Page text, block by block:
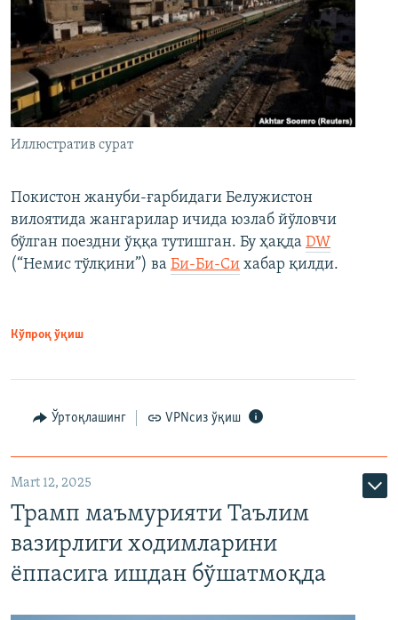
Иллюстратив сурат
Покистон жануби-ғарбидаги Белужистон
вилоятида жангарилар ичида юзлаб йўловчи
бўлган поездни ўққа тутишган. Бу ҳақда DW
(“Немис тўлқини”) ва Би-Би-Си хабар қилди.
Кўпроқ ўқиш
Ўртоқлашинг VPNсиз ўқиш
Mart 12, 2025
Трамп маъмурияти Таълим
вазирлиги ходимларини
ёппасига ишдан бўшатмоқда